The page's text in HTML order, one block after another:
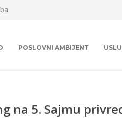
POSLOVNI AMBIJENT
na 5. Sajmu